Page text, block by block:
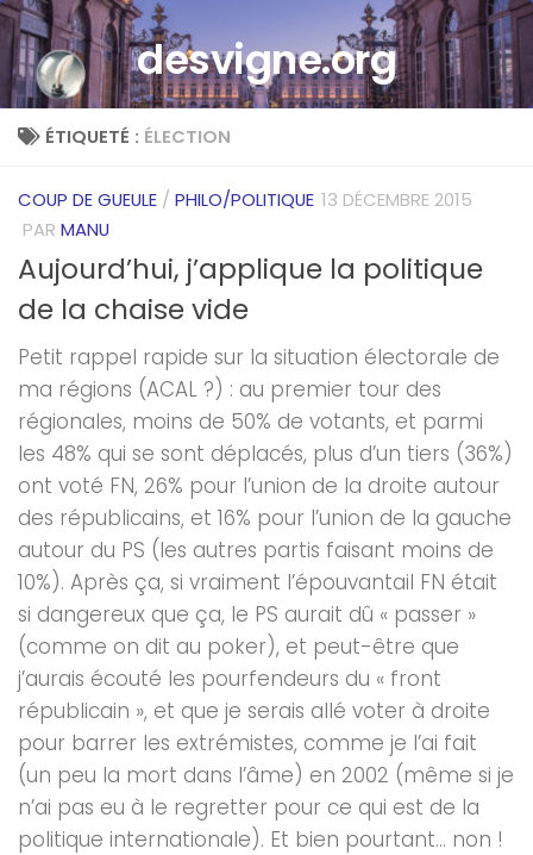
Skip to contentdesvigne.org
ÉTIQUETÉ : ÉLECTION
COUP DE GUEULE / PHILO/POLITIQUE 13 DÉCEMBRE 2015
PAR MANU
Aujourd’hui, j’applique la politique
de la chaise vide
Petit rappel rapide sur la situation électorale de
ma régions (ACAL ?) : au premier tour des
régionales, moins de 50% de votants, et parmi
les 48% qui se sont déplacés, plus d’un tiers (36%)
ont voté FN, 26% pour l’union de la droite autour
des républicains, et 16% pour l’union de la gauche
autour du PS (les autres partis faisant moins de
10%). Après ça, si vraiment l’épouvantail FN était
si dangereux que ça, le PS aurait dû « passer »
(comme on dit au poker), et peut-être que
j’aurais écouté les pourfendeurs du « front
républicain », et que je serais allé voter à droite
pour barrer les extrémistes, comme je l’ai fait
(un peu la mort dans l’âme) en 2002 (même si je
n’ai pas eu à le regretter pour ce qui est de la
politique internationale). Et bien pourtant… non !